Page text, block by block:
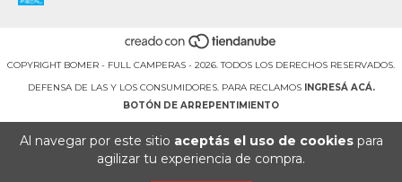
Al navegar por este sitio aceptás el uso de cookiespara
agilizar tu experiencia de compra.
COPYRIGHT BOMER - FULL CAMPERAS - 2026. TODOS LOS DERECHOS RESERVADOS.
DEFENSA DE LAS Y LOS CONSUMIDORES. PARA RECLAMOS INGRESÁ ACÁ.
BOTÓN DE ARREPENTIMIENTO